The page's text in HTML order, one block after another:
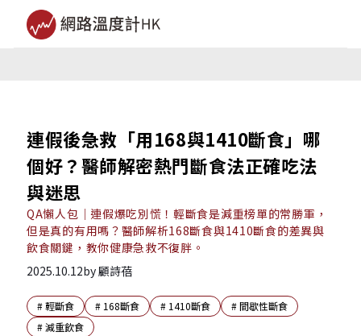
連假後急救「用168與1410斷食」哪
個好？醫師解密熱門斷食法正確吃法
與迷思
QA懶人包｜連假爆吃別慌！輕斷食是減重榜單的常勝軍，
但是真的有用嗎？醫師解析168斷食與1410斷食的差異與
飲食關鍵，教你健康急救不復胖。
2025.10.12by顧詩蓓
#輕斷食 # 168斷食 # 1410斷食 #間歇性斷食
#減重飲食